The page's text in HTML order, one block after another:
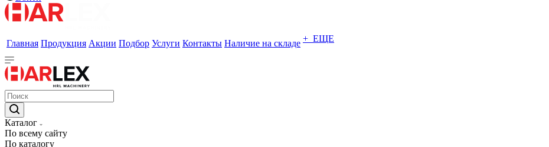
Главная Продукция Акции Подбор Услуги Контакты Наличие на складе + ЕЩЕ
Каталог
По всему сайту
По каталогу